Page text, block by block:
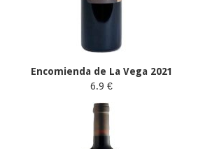
Encomienda de La Vega 2021
6.9 €